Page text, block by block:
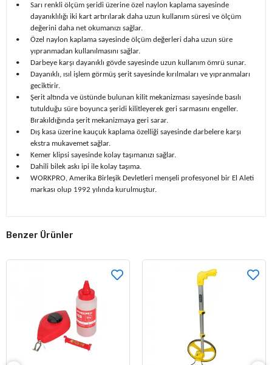
•
Sarı renkli ölçüm şeridi üzerine özel naylon kaplama sayesinde
dayanıklılığı iki kart artırılarak daha uzun kullanım süresi ve ölçüm
değerini daha net okumanızı sağlar.
•
Özel naylon kaplama sayesinde ölçüm değerleri daha uzun süre
yıpranmadan kullanılmasını sağlar.
•
Darbeye karşı dayanıklı gövde sayesinde uzun kullanım ömrü sunar.
•
Dayanıklı, ısıl işlem görmüş şerit sayesinde kırılmaları ve yıpranmaları
geciktirir.
•
Şerit altında ve üstünde bulunan kilit mekanizması sayesinde basılı
tutulduğu süre boyunca şeridi kilitleyerek geri sarmasını engeller.
Bırakıldığında şerit mekanizmaya geri sarar.
•
Dış kasa üzerine kauçuk kaplama özelliği sayesinde darbelere karşı
ekstra mukavemet sağlar.
•
Kemer klipsi sayesinde kolay taşımanızı sağlar.
•
Dahili bilek askı ipi ile kolay taşıma.
•
WORKPRO, Amerika Birleşik Devletleri menşeli profesyonel bir El Aleti
markası olup 1992 yılında kurulmuştur.
Benzer Ürünler